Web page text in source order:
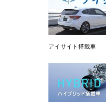
アイサイト搭載車